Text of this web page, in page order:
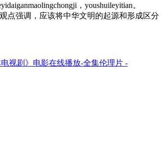
，youshuileyitian。
强调，应该将中华文明的起源和形成区分
电视剧》电影在线播放-全集伦理片 -